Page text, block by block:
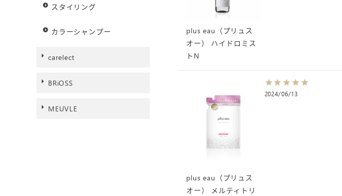
スタイリング
カラーシャンプー
carelect
BRiOSS
MEUVLE
plus eau（プリュス
オー） ハイドロミス
トN
plus eau（プリュス
オー） メルティトリ
2024/06/13